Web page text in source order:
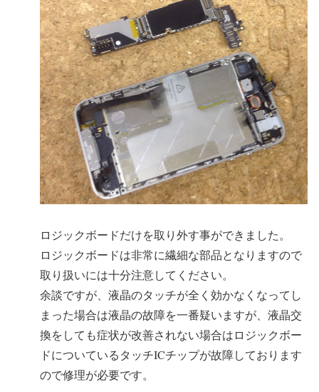
ロジックボードだけを取り外す事ができました。
ロジックボードは非常に繊細な部品となりますので
取り扱いには十分注意してください。
余談ですが、液晶のタッチが全く効かなくなってし
まった場合は液晶の故障を一番疑いますが、液晶交
換をしても症状が改善されない場合はロジックボー
ドについているタッチICチップが故障しております
ので修理が必要です。